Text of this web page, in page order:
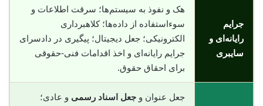
جرایم
رایانه‌ای و
سایبری
هک و نفوذ به سیستم‌ها؛ سرقت اطلاعات و
سوء‌استفاده از داده‌ها؛ کلاهبرداری
الکترونیکی؛ جعل دیجیتال؛ پیگیری در دادسرای
جرایم رایانه‌ای و اخذ اقدامات فنی-حقوقی
برای احقاق حقوق.
جعل عنوان و جعل اسناد رسمی و عادی؛